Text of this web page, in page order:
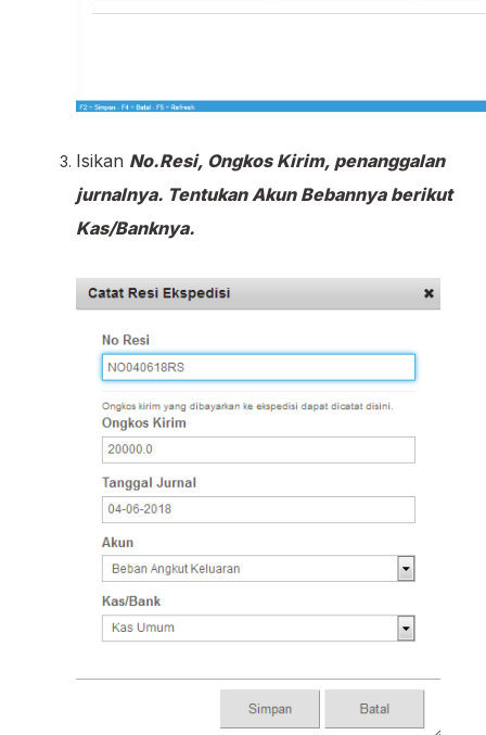
Isikan No.Resi, Ongkos Kirim, penanggalan
jurnalnya. Tentukan Akun Bebannya berikut
Kas/Banknya.